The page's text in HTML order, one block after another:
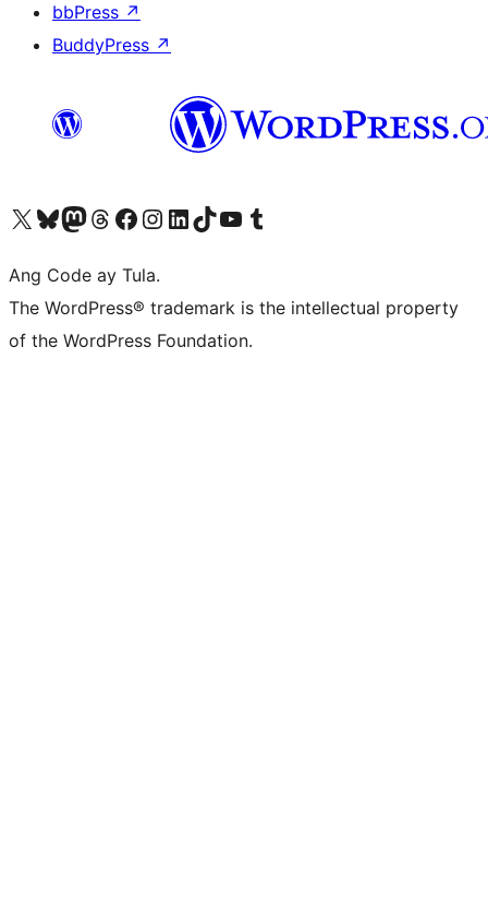
bbPress ↗
BuddyPress ↗
Visit our X (formerly Twitter) account
Bisitahin ang aming Bluesky account
Visit our Mastodon account
Bisitahin ang aming Threads account
Visit our Facebook page
Visit our Instagram account
Visit our LinkedIn account
Bisitahin ang aming TikTok account
Visit our YouTube channel
Bisitahin ang aming Tumblr account
Ang Code ay Tula.
The WordPress® trademark is the intellectual property
of the WordPress Foundation.